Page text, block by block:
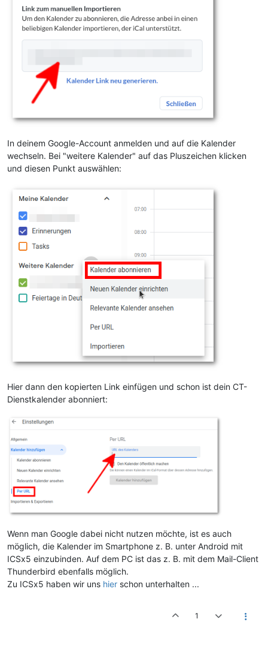
In deinem Google-Account anmelden und auf die Kalender
wechseln. Bei "weitere Kalender" auf das Pluszeichen klicken
und diesen Punkt auswählen:
Hier dann den kopierten Link einfügen und schon ist dein CT-
Dienstkalender abonniert:
Wenn man Google dabei nicht nutzen möchte, ist es auch
möglich, die Kalender im Smartphone z. B. unter Android mit
ICSx5 einzubinden. Auf dem PC ist das z. B. mit dem Mail-Client
Thunderbird ebenfalls möglich.
Zu ICSx5 haben wir uns hier schon unterhalten ...
1